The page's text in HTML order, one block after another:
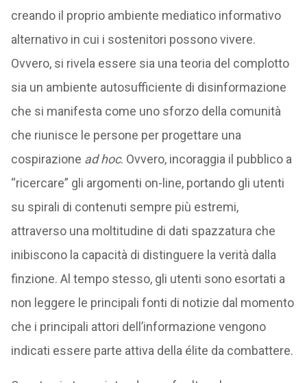
creando il proprio ambiente mediatico informativo
alternativo in cui i sostenitori possono vivere.
Ovvero, si rivela essere sia una teoria del complotto
sia un ambiente autosufficiente di disinformazione
che si manifesta come uno sforzo della comunità
che riunisce le persone per progettare una
cospirazione ad hoc. Ovvero, incoraggia il pubblico a
“ricercare” gli argomenti on-line, portando gli utenti
su spirali di contenuti sempre più estremi,
attraverso una moltitudine di dati spazzatura che
inibiscono la capacità di distinguere la verità dalla
finzione. Al tempo stesso, gli utenti sono esortati a
non leggere le principali fonti di notizie dal momento
che i principali attori dell’informazione vengono
indicati essere parte attiva della élite da combattere.